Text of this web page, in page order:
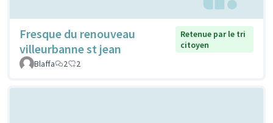
Fresque du renouveau
villeurbanne st jean
Retenue par le tri
citoyen
Blaffa
2 2